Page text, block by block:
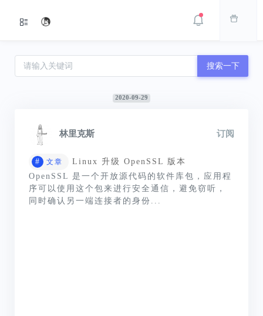
搜索一下
2020-09-29
林里克斯 订阅
# 文章
Linux 升级 OpenSSL 版本
OpenSSL 是一个开放源代码的软件库包，应用程
序可以使用这个包来进行安全通信，避免窃听，
同时确认另一端连接者的身份...